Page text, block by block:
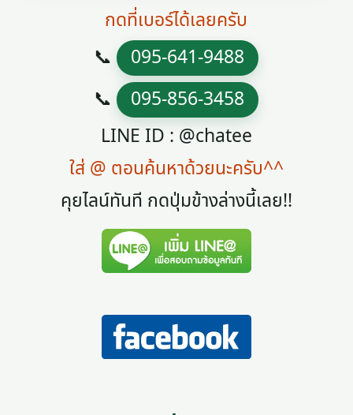
กดที่เบอร์ได้เลยครับ
📞 095-641-9488
📞 095-856-3458
LINE ID : @chatee
ใส่ @ ตอนค้นหาด้วยนะครับ^^
คุยไลน์ทันที กดปุ่มข้างล่างนี้เลย!!